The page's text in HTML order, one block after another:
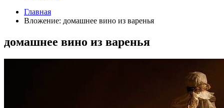
Главная
Вложение: домашнее вино из варенья
домашнее вино из варенья